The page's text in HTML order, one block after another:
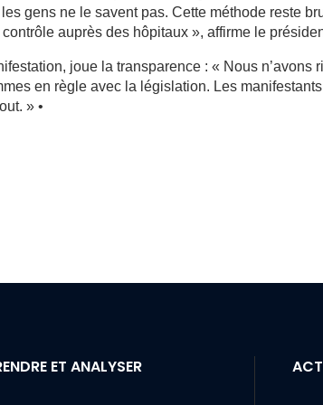
gens ne le savent pas. Cette méthode reste
auprès des hôpitaux », affirme le
joue la transparence : « Nous n’avons
en règle avec la législation. Les manifestants
» •
ET ANALYSER